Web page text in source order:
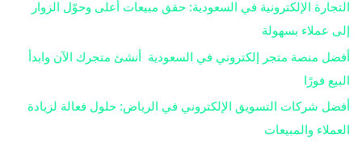
:التجارة الإلكترونية في السعودية: حقق مبيعات أعلى وحوّل الزوار
إلى عملاء بسهولة
أفضل منصة متجر إلكتروني في السعودية أنشئ متجرك الآن وابدأ
البيع فورًا
أفضل شركات التسويق الإلكتروني في الرياض: حلول فعالة لزيادة
العملاء والمبيعات